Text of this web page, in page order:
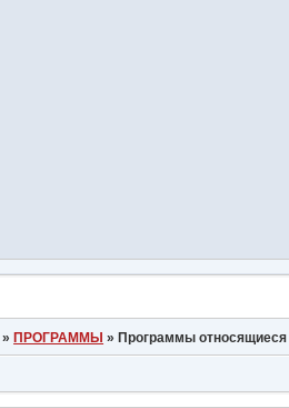
» ПРОГРАММЫ » Программы